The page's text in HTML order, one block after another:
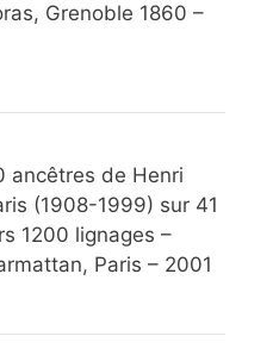
Grenoble 1860 –
ancêtres de Henri
(1908-1999) sur 41
1200 lignages –
Paris – 2001